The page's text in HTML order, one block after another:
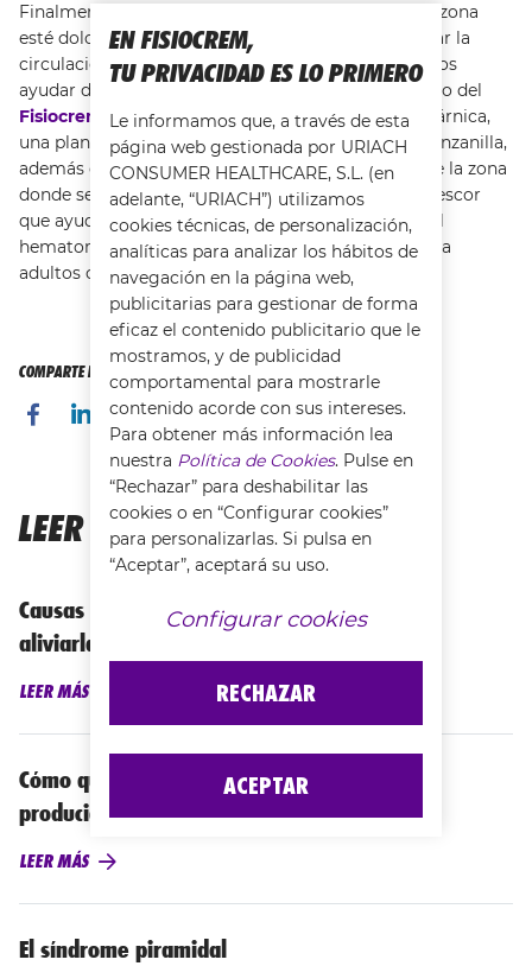
Finalmente, está la opción de masajear. Aunque la zona
esté dolorida, con un suave masaje se logra mejorar la
circulación sanguínea. En este sentido, nos podemos
ayudar de productos especializados como es el caso del
Fisiocrem Roll-on Golpix. Este producto contiene árnica,
una planta de propiedades parecidas a las de la manzanilla,
además de harpagofito y gingko. Al aplicarlo sobre la zona
donde se ha producido el golpe, proporciona un frescor
que ayuda a calmar y a acelerar la recuperación del
hematoma. Está perfectamente indicado tanto para
adultos como para niños.
COMPARTE ESTA PÁGINA CON TUS AMIGOS
LEER MÁS...
Causas de la contractura de gemelo y cómo
aliviarla
LEER MÁS
Cómo quitar los hematomas en las piernas
producidos por golpes
LEER MÁS
El síndrome piramidal
EN FISIOCREM,
TU PRIVACIDAD ES LO PRIMERO
Le informamos que, a través de esta
página web gestionada por URIACH
CONSUMER HEALTHCARE, S.L. (en
adelante, “URIACH”) utilizamos
cookies técnicas, de personalización,
analíticas para analizar los hábitos de
navegación en la página web,
publicitarias para gestionar de forma
eficaz el contenido publicitario que le
mostramos, y de publicidad
comportamental para mostrarle
contenido acorde con sus intereses.
Para obtener más información lea
nuestra Política de Cookies. Pulse en
“Rechazar” para deshabilitar las
cookies o en “Configurar cookies”
para personalizarlas. Si pulsa en
“Aceptar”, aceptará su uso.
Configurar cookies
RECHAZAR
ACEPTAR